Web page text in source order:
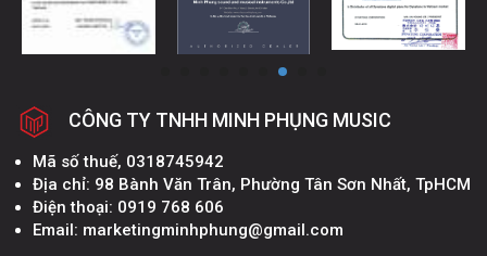
CÔNG TY TNHH MINH PHỤNG MUSIC
Mã số thuế, 0318745942
Địa chỉ: 98 Bành Văn Trân, Phường Tân Sơn Nhất, TpHCM
Điện thoại: 0919 768 606
Email: marketingminhphung@gmail.com